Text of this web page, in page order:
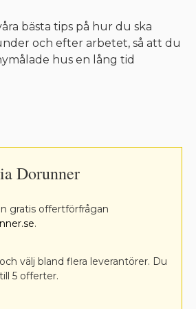
bästa tips på hur du ska
och efter arbetet, så att du
hus en lång tid
Dorunner
gratis offertförfrågan
.
välj bland flera leverantörer. Du
5 offerter.